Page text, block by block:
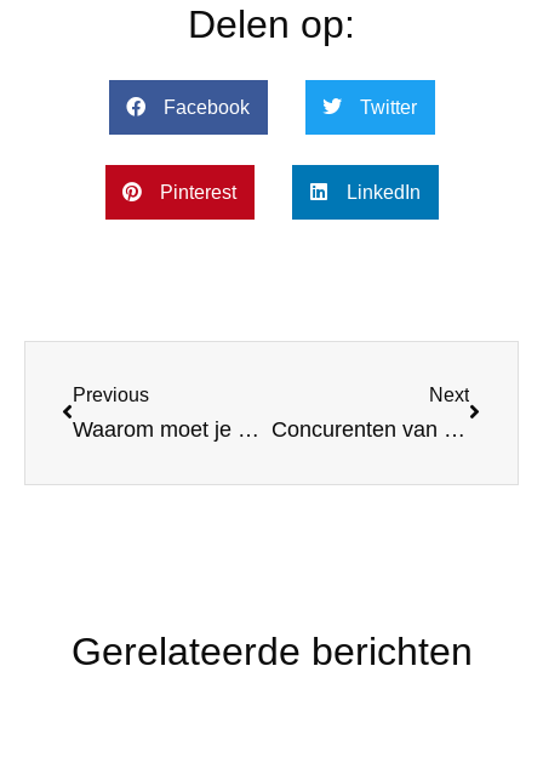
Delen op:
Facebook Twitter
Pinterest LinkedIn
Previous
Waarom moet je Elementor gebruiken
Next
Concurenten van WP SMTP
Gerelateerde berichten